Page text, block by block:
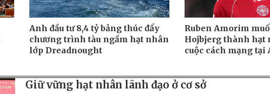
Anh đầu tư 8,4 tỷ bảng thúc đẩy
chương trình tàu ngầm hạt nhân
lớp Dreadnought
Ruben Amorim
Hojbjerg thành hạt
cuộc cách mạng tại
Giữ vững hạt nhân lãnh đạo ở cơ sở